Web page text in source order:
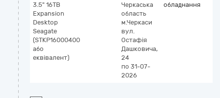
3.5" 16TB
Expansion
Desktop
Seagate
(STKP16000400
або
еквівалент)
Черкаська
область
м.Черкаси
вул.
Остафія
Дашковича,
24
по 31-07-
2026
обладнання